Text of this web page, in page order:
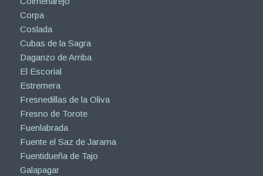
Corpa
Coslada
Cubas de la Sagra
Daganzo de Arriba
El Escorial
Estremera
Fresnedillas de la Oliva
Fresno de Torote
Fuenlabrada
Fuente el Saz de Jarama
Fuentidueña de Tajo
Galapagar